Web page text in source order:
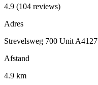
4.9 (104 reviews)
Adres
Strevelsweg 700 Unit A4127
Afstand
4.9 km